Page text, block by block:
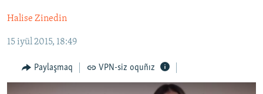
qaytmaq
qaytmaq
CEMİYET
MEDENİYET
İNSAN AQLARI
Halise Zinedin
15 iyül 2015, 18:49
Paylaşmaq VPN-siz oquñız